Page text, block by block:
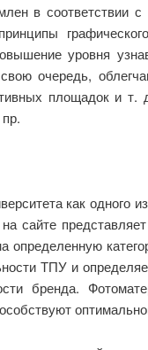
в соответствии
уровня
очередь,
площадок и
как одного
сайте
определенную
ТПУ и
бренда.